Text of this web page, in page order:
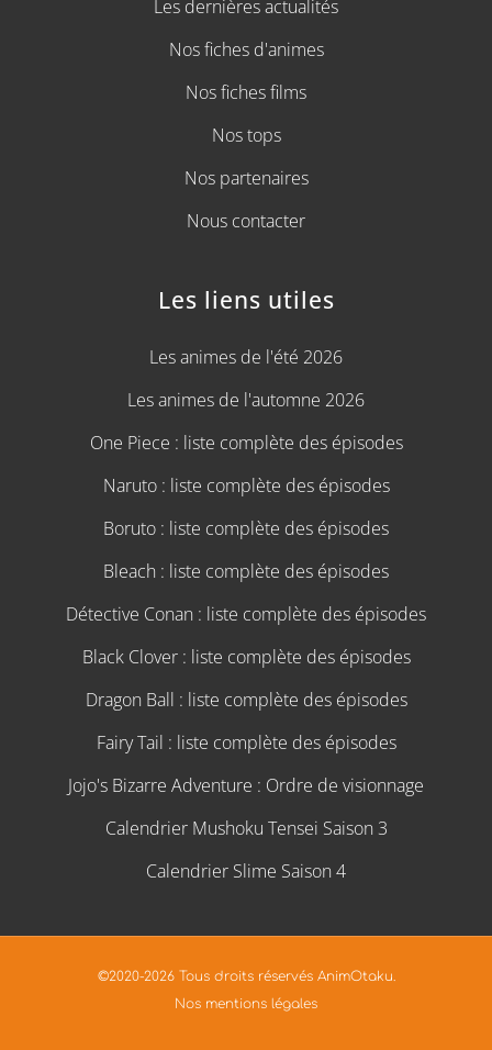
Les dernières actualités
Nos fiches d'animes
Nos fiches films
Nos tops
Nos partenaires
Nous contacter
Les liens utiles
Les animes de l'été 2026
Les animes de l'automne 2026
One Piece : liste complète des épisodes
Naruto : liste complète des épisodes
Boruto : liste complète des épisodes
Bleach : liste complète des épisodes
Détective Conan : liste complète des épisodes
Black Clover : liste complète des épisodes
Dragon Ball : liste complète des épisodes
Fairy Tail : liste complète des épisodes
Jojo's Bizarre Adventure : Ordre de visionnage
Calendrier Mushoku Tensei Saison 3
Calendrier Slime Saison 4
©2020-2026 Tous droits réservés AnimOtaku.
Nos mentions légales